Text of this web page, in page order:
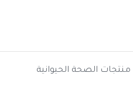
منتجات الصحة الحيوانية